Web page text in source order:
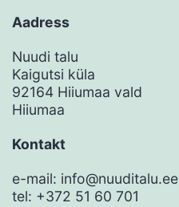
Aadress
Nuudi talu
Kaigutsi küla
92164 Hiiumaa vald
Hiiumaa
Kontakt
e-mail: info@nuuditalu.ee
tel: +372 51 60 701